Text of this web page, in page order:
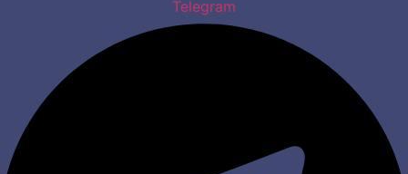
Telegram